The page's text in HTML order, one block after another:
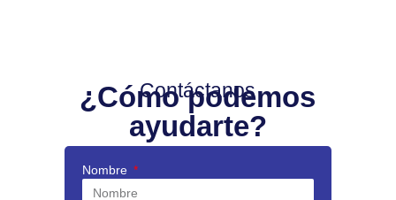
Contáctanos
¿Cómo podemos
ayudarte?
Nombre